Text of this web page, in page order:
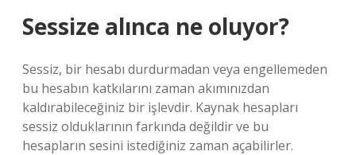
Sessize alınca ne oluyor?
Sessiz, bir hesabı durdurmadan veya engellemeden
bu hesabın katkılarını zaman akımınızdan
kaldırabileceğiniz bir işlevdir. Kaynak hesapları
sessiz olduklarının farkında değildir ve bu
hesapların sesini istediğiniz zaman açabilirler.